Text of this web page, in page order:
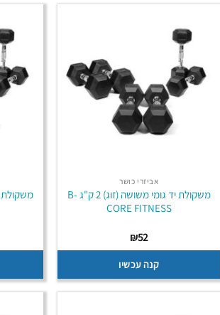
אביזרי כושר
משקולת יד גומי משושה (זוג) 2 ק"ג B-
CORE FITNESS
₪52
קנה עכשיו